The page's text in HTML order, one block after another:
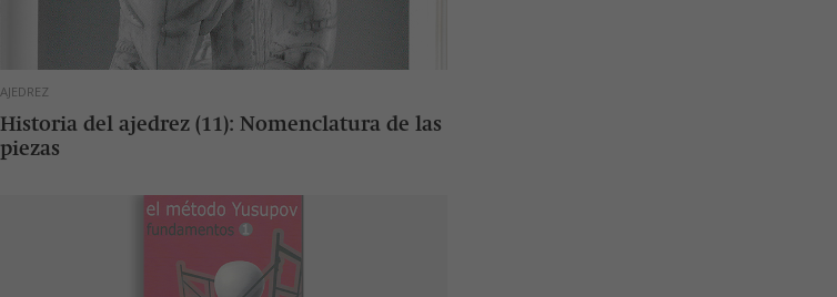
AJEDREZ
Historia del ajedrez (11): Nomenclatura de las
piezas